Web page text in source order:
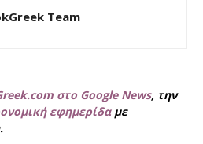
Team
στο Google News, την
εφημερίδαμε